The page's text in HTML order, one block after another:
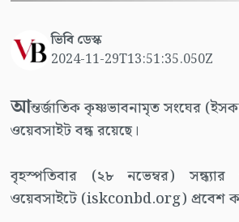
ভিবি ডেস্ক
2024-11-29T13:51:35.050Z
আন্তর্জাতিক কৃষ্ণভাবনামৃত সংঘের
ওয়েবসাইট বন্ধ রয়েছে।
বৃহস্পতিবার (২৮ নভেম্বর)
ওয়েবসাইটে (iskconbd.org) প্রবেশ